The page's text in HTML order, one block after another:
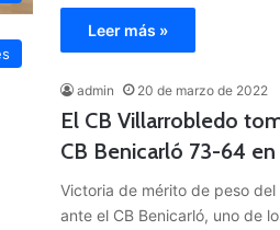
Leer más »
admin 20 de marzo de 2022
El CB Villarrobledo
CB Benicarló 73-64
Victoria de mérito de peso del
ante el CB Benicarló, uno de